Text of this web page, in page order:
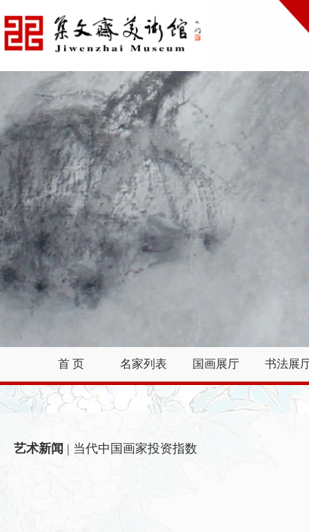
首 页 名家列表 国画展厅 书法展
艺术新闻 | 当代中国画家投资指数